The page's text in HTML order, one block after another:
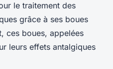
le traitement des
grâce à ses boues
ces boues, appelées
leurs effets antalgiques